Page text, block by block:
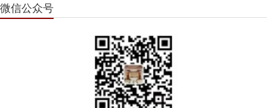
微信公众号